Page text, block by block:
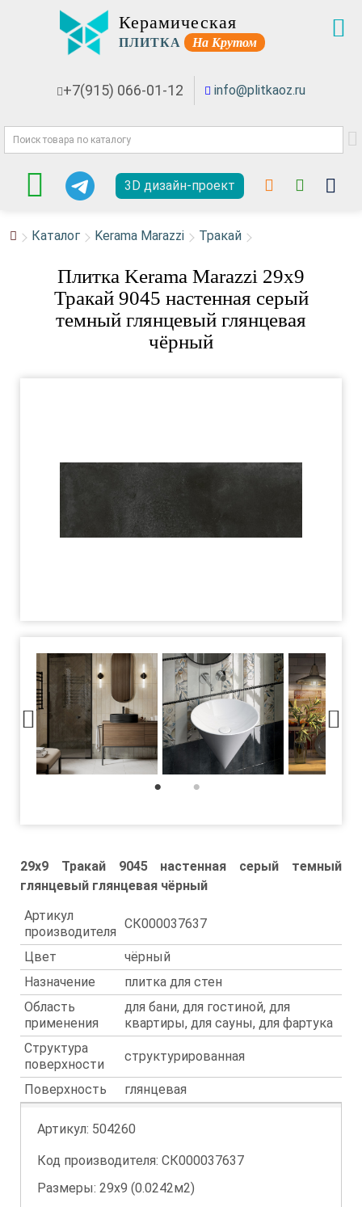
Керамическая
ПЛИТКА На Крутом
+7(915) 066-01-12 info@plitkaoz.ru
3D дизайн-проект
Каталог Kerama Marazzi Тракай
Плитка Kerama Marazzi 29x9
Тракай 9045 настенная серый
темный глянцевый глянцевая
чёрный
29x9 Тракай 9045 настенная серый темный
глянцевый глянцевая чёрный
Артикул
производителя
СК000037637
Цвет
чёрный
Назначение
плитка для стен
Область
применения
для бани, для гостиной, для
квартиры, для сауны, для фартука
Структура
поверхности
структурированная
Поверхность глянцевая
Артикул: 504260
Код производителя: СК000037637
Размеры: 29х9 (0.0242м2)